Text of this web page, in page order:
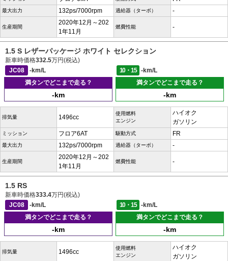
最大出力 132ps/7000rpm 過給器（ターボ） -
生産期間
2020年12月～202
1年11月
燃費性能 -
1.5 S レザーパッケージ ホワイト セレクション
新車時価格332.5万円(税込)
JC08
-km/L 10・15
-km/L
満タンでどこまで走る？
-km
満タンでどこまで走る？
-km
排気量 1496cc
使用燃料
エンジン
ハイオク
ガソリン
ミッション フロア6AT 駆動方式 FR
最大出力 132ps/7000rpm 過給器（ターボ） -
生産期間
2020年12月～202
1年11月
燃費性能 -
1.5 RS
新車時価格333.4万円(税込)
JC08
-km/L 10・15
-km/L
満タンでどこまで走る？
-km
満タンでどこまで走る？
-km
排気量 1496cc
使用燃料
エンジン
ハイオク
ガソリン